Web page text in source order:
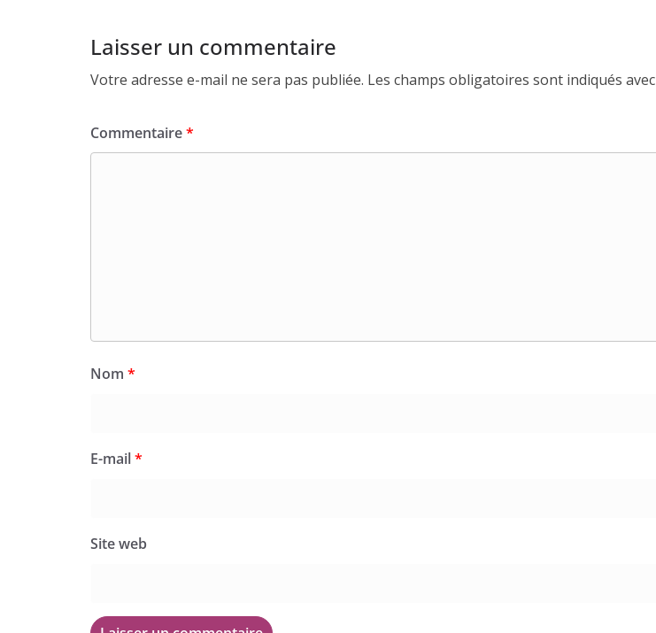
Laisser un commentaire
Votre adresse e-mail ne sera pas publiée. Les champs obligatoires sont indiqués avec
Commentaire*
Nom *
E-mail*
Site web